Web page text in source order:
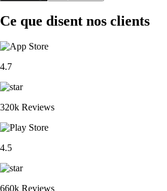
Ce que disent nos clients
4.7
320k Reviews
4.5
660k Reviews